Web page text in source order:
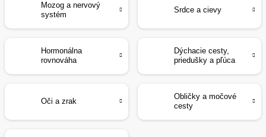
Mozog a nervový
systém
Srdce a cievy
Hormonálna
rovnováha
Dýchacie cesty,
priedušky a pľúca
Oči a zrak
Obličky a močové
cesty